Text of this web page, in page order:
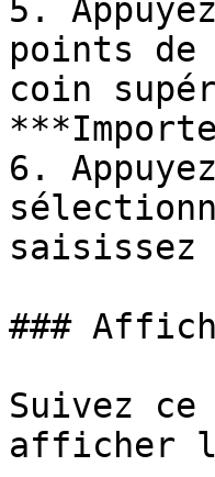
5.
points
coin
6.
###
Suivez
afficher